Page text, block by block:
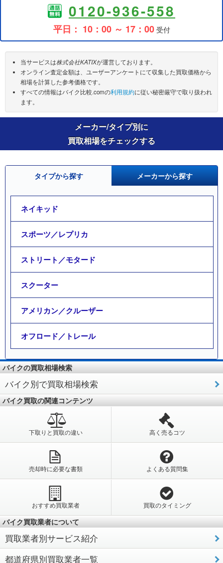
0120-936-558
平日： 10：00 ～ 17：00受付
当サービスは株式会社KATIXが運営しております。
オンライン査定金額は、ユーザーアンケートにて収集した買取価格から
相場を計算した参考価格です。
すべての情報はバイク比較.comの利用規約に従い秘密厳守で取り扱われ
ます。
メーカー/タイプ別に
買取相場をチェックする
タイプから探す メーカーから探す
ネイキッド
スポーツ／レプリカ
ストリート／モタード
スクーター
アメリカン／クルーザー
オフロード／トレール
バイクの買取相場検索
バイク別で買取相場検索
バイク買取の関連コンテンツ
下取りと買取の違い 高く売るコツ
売却時に必要な書類 よくある質問集
おすすめ買取業者 買取のタイミング
バイク買取業者について
買取業者別サービス紹介
都道府県別買取業者一覧